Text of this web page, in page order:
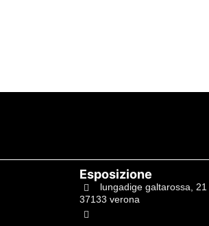
Esposizione
lungadige galtarossa, 21
37133 verona